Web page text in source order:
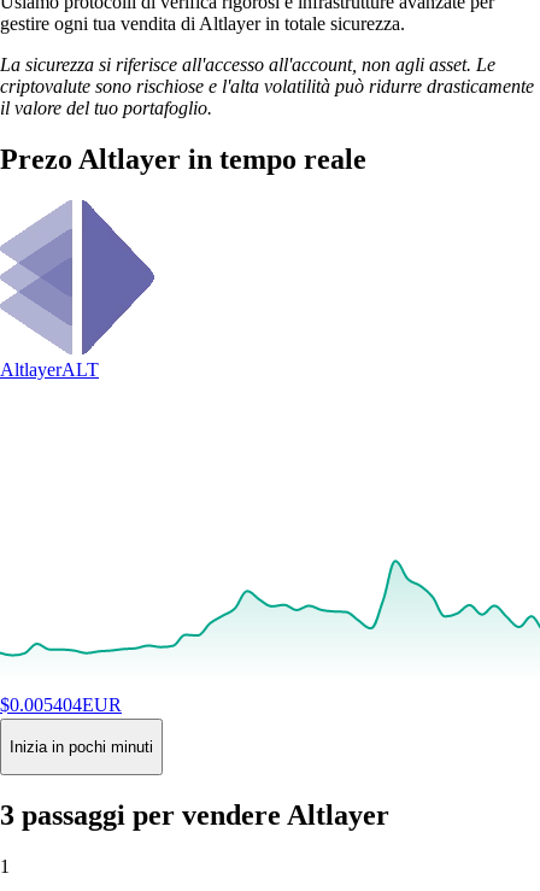
gestire ogni tua vendita di Altlayer in totale sicurezza.
La sicurezza si riferisce all'accesso all'account, non agli asset. Le
criptovalute sono rischiose e l'alta volatilità può ridurre drasticamente
il valore del tuo portafoglio.
Prezo Altlayer in tempo reale
AltlayerALT
$0.005404EUR
+4.71%24H
Buy
Inizia in pochi minuti
3 passaggi per vendere Altlayer
1